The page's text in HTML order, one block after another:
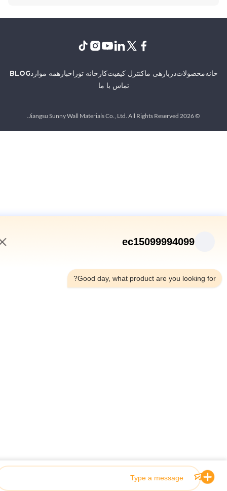
محصولاتدربارهی ماکنترل کیفیتکارخانه توراخبار همه موارد BLOG
تماس با ما
ec15099994099
Good day, what product are you looking